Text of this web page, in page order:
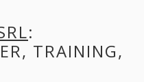
:
TRAINING,